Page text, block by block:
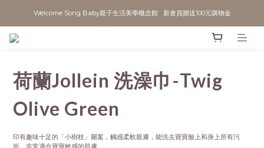
Welcome Song Baby親子生活美學概念館   新會員贈送100元購物金
荷蘭Jollein 洗澡巾-Twig
Olive Green
印有趣味十足的「小樹枝」圖案，觸感柔軟親膚，能洗去寶寶臉上和身上所有污